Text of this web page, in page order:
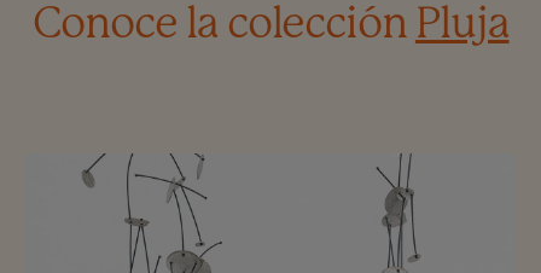
Conoce la colección Pluja